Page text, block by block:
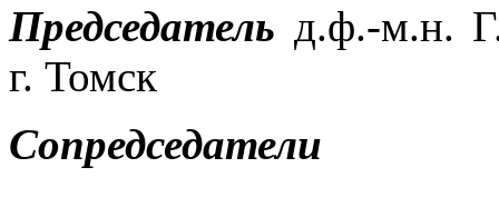
Председатель д.ф.-м.н.
г. Томск
Сопредседатели